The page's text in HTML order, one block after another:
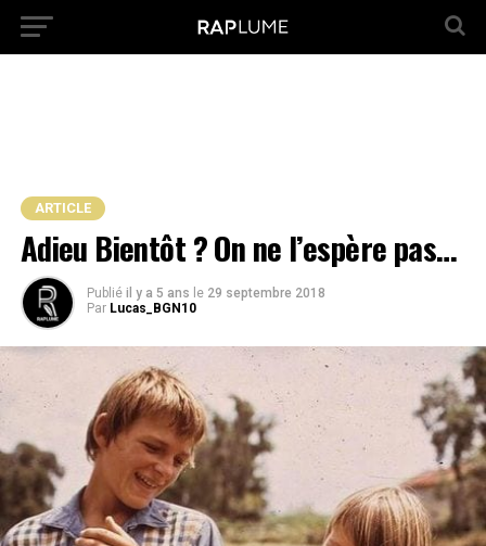
ARTICLE
Adieu Bientôt ? On ne l’espère pas…
Publié il y a 5 ans le 29 septembre 2018
Par Lucas_BGN10